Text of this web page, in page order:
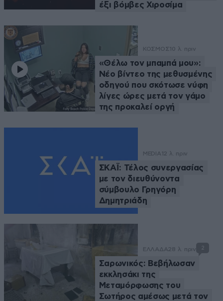
έξι βόμβες Χιροσίμα
ΚΟΣΜΟΣ 10 λ. πριν
«Θέλω τον μπαμπά μου»:
Νέο βίντεο της μεθυσμένης
οδηγού που σκότωσε νύφη
λίγες ώρες μετά τον γάμο
της προκαλεί οργή
MEDIA 12 λ. πριν
ΣΚΑΪ: Τέλος συνεργασίας
με τον διευθύνοντα
σύμβουλο Γρηγόρη
Δημητριάδη
ΕΛΛΑΔΑ28 λ. πριν 2
Σαρωνικός: Βεβήλωσαν
εκκλησάκι της
Μεταμόρφωσης του
Σωτήρος αμέσως μετά τον